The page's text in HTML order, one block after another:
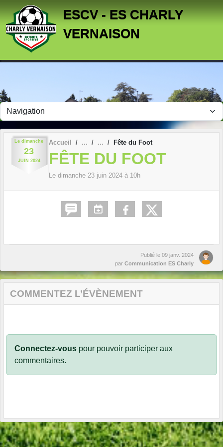
ESCV - ES CHARLY
VERNAISON
Le dimanche
23
JUIN 2024
Accueil Fête du Foot
FÊTE DU FOOT
Le dimanche 23 juin 2024 à 10h
Publié le 09 janv. 2024
par Communication ES Charly
COMMENTEZ L’ÉVÈNEMENT
Connectez-vous pour pouvoir participer aux
commentaires.
Panneau de gestion des cookies